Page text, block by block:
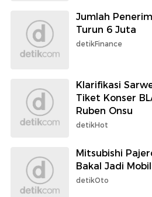
Jumlah
Turun 6 Juta
detikFinance
Klarifikasi
Tiket Konser
Ruben Onsu
detikHot
Mitsubishi
Bakal Jadi
detikOto